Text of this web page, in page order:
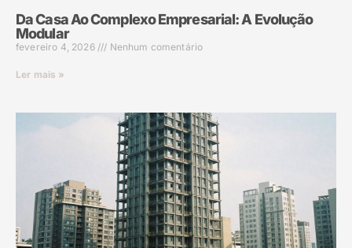
Da Casa Ao Complexo Empresarial: A Evolução
Modular
fevereiro 4, 2026 Nenhum comentário
Ler mais »